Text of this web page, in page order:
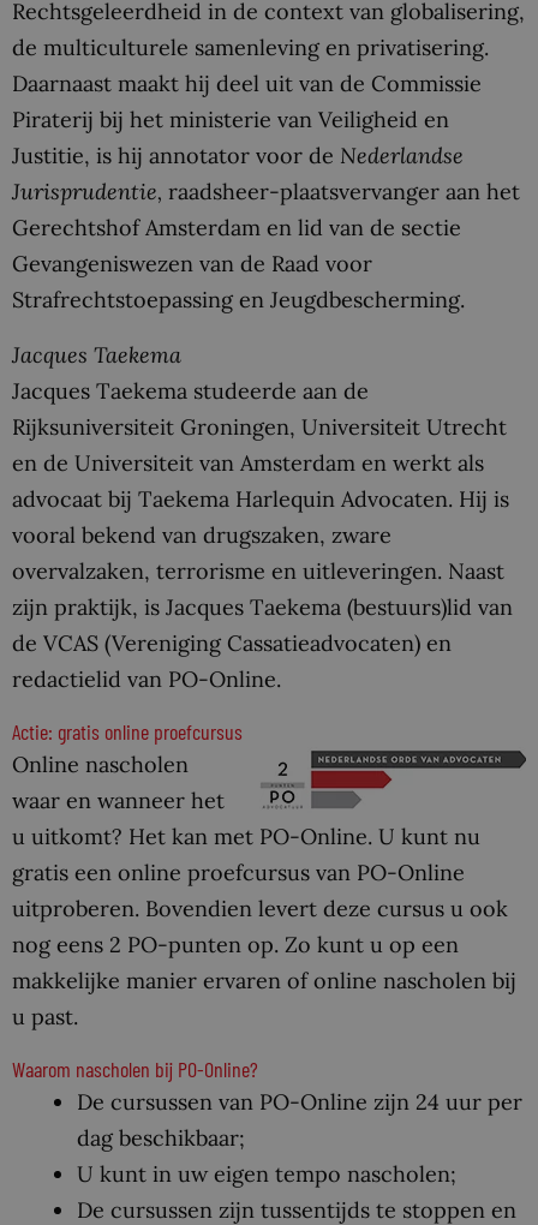
Rechtsgeleerdheid in de context van globalisering,
de multiculturele samenleving en privatisering.
Daarnaast maakt hij deel uit van de Commissie
Piraterij bij het ministerie van Veiligheid en
Justitie, is hij annotator voor de Nederlandse
Jurisprudentie, raadsheer-plaatsvervanger aan het
Gerechtshof Amsterdam en lid van de sectie
Gevangeniswezen van de Raad voor
Strafrechtstoepassing en Jeugdbescherming.
Jacques Taekema
Jacques Taekema studeerde aan de
Rijksuniversiteit Groningen, Universiteit Utrecht
en de Universiteit van Amsterdam en werkt als
advocaat bij Taekema Harlequin Advocaten. Hij is
vooral bekend van drugszaken, zware
overvalzaken, terrorisme en uitleveringen. Naast
zijn praktijk, is Jacques Taekema (bestuurs)lid van
de VCAS (Vereniging Cassatieadvocaten) en
redactielid van PO-Online.
Actie: gratis online proefcursus
Online nascholen
waar en wanneer het
u uitkomt? Het kan met PO-Online. U kunt nu
gratis een online proefcursus van PO-Online
uitproberen. Bovendien levert deze cursus u ook
nog eens 2 PO-punten op. Zo kunt u op een
makkelijke manier ervaren of online nascholen bij
u past.
Waarom nascholen bij PO-Online?
De cursussen van PO-Online zijn 24 uur per
dag beschikbaar;
U kunt in uw eigen tempo nascholen;
De cursussen zijn tussentijds te stoppen en